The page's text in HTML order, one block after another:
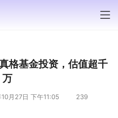
格基金投资，估值超千
万
月27日 下午11:05 239